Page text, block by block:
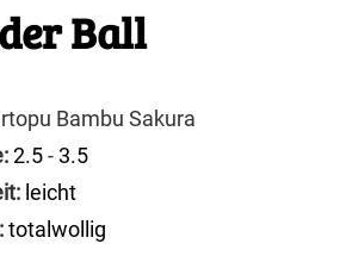
Ball
Bambu Sakura
2.5- 3.5
leicht
totalwollig